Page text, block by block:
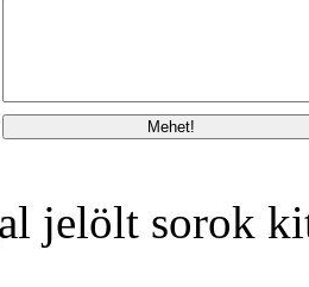
jelölt sorok